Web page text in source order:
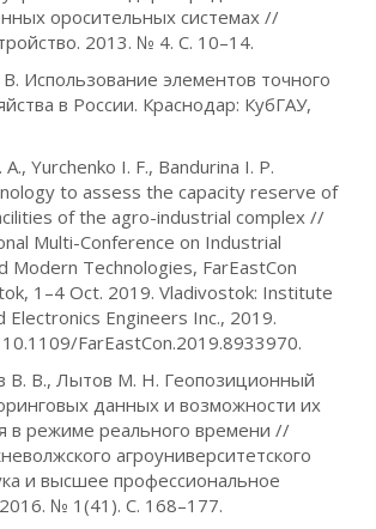
оросительных системах //
2013. № 4. С. 10–14.
Использование элементов точного
в России. Краснодар: КубГАУ,
Yurchenko I. F., Bandurina I. P.
to assess the capacity reserve of
of the agro-industrial complex //
Multi-Conference on Industrial
Modern Technologies, FarEastCon
1–4 Oct. 2019. Vladivostok: Institute
Electronics Engineers Inc., 2019.
FarEastCon.2019.8933970.
В. В., Лытов М. Н. Геопозиционный
данных и возможности их
в режиме реального времени //
агроуниверситетского
и высшее профессиональное
№ 1(41). С. 168–177.